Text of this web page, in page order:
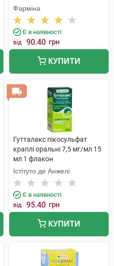
Фарміна
Є в наявності
від 90.40 грн
КУПИТИ
Гутталакс пікосульфат
краплі оральні 7,5 мг/мл 15
мл 1 флакон
Істітуто де Анжелі
Є в наявності
від 95.40 грн
КУПИТИ